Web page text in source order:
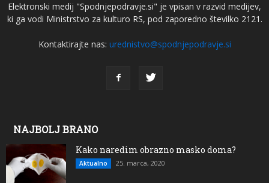
Elektronski medij "Spodnjepodravje.si" je vpisan v razvid medijev,
ki ga vodi Ministrstvo za kulturo RS, pod zaporedno številko 2121.
Kontaktirajte nas: urednistvo@spodnjepodravje.si
NAJBOLJ BRANO
Kako naredim obrazno masko doma?
Aktualno 25. marca, 2020